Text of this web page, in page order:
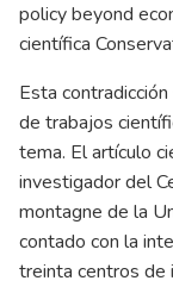
policy beyond
científica
Esta
de trabajos
tema. El artículo
investigador del
montagne de la
contado con la
treinta centros de